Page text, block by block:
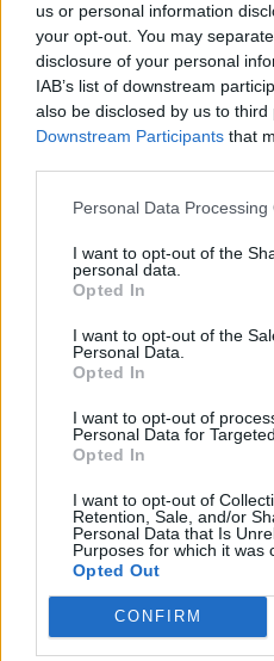
us or personal information
your opt-out. You may
disclosure of your personal
IAB’s list of downstream
also be disclosed by us to third
Downstream Participants that
Personal Data Processing
I want to opt-out of the
personal data.
Opted In
I want to opt-out of the
Personal Data.
Opted In
I want to opt-out of
Personal Data for
Opted In
I want to opt-out of
Retention, Sale, and/or
Personal Data that Is
Purposes for which it was
Opted Out
CONFIRM
Dezvăluiri
”rasa
Capul
carte a lui